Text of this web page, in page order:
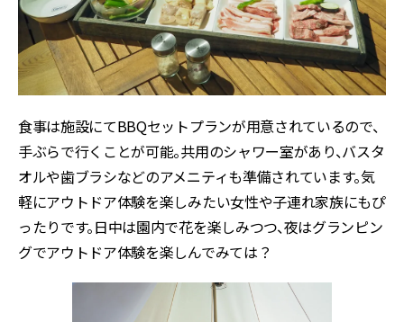
食事は施設にてBBQセットプランが用意されているので、
手ぶらで行くことが可能。共用のシャワー室があり、バスタ
オルや歯ブラシなどのアメニティも準備されています。気
軽にアウトドア体験を楽しみたい女性や子連れ家族にもぴ
ったりです。日中は園内で花を楽しみつつ、夜はグランピン
グでアウトドア体験を楽しんでみては？